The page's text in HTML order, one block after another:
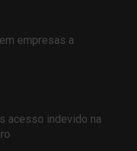
empresas a
acesso indevido na